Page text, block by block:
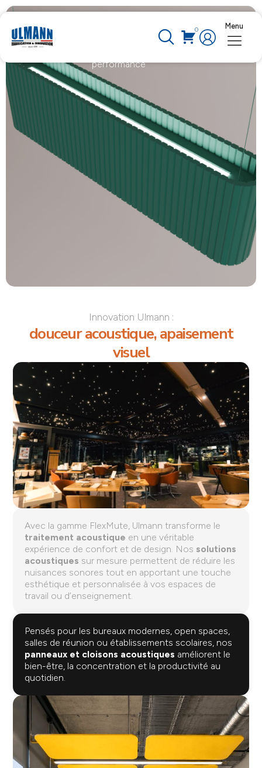
0 Menu
Solutions acoustiques
performance
Innovation Ulmann :
douceur acoustique, apaisement
visuel
Avec la gamme FlexMute, Ulmann transforme le
traitement acoustique en une véritable
expérience de confort et de design. Nos solutions
acoustiques sur mesure permettent de réduire les
nuisances sonores tout en apportant une touche
esthétique et personnalisée à vos espaces de
travail ou d’enseignement.
Pensés pour les bureaux modernes, open spaces,
salles de réunion ou établissements scolaires, nos
panneaux et cloisons acoustiques améliorent le
bien-être, la concentration et la productivité au
quotidien.